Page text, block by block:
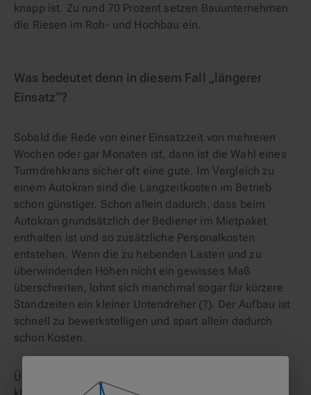
knapp ist. Zu rund 70 Prozent setzen Bauunternehmen
die Riesen im Roh- und Hochbau ein.
Was bedeutet denn in diesem Fall „längerer
Einsatz“?
Sobald die Rede von einer Einsatzzeit von mehreren
Wochen oder gar Monaten ist, dann ist die Wahl eines
Turmdrehkrans sicher oft eine gute. Im Vergleich zu
einem Autokran sind die Langzeitkosten im Betrieb
schon günstiger. Schon allein dadurch, dass beim
Autokran grundsätzlich der Bediener im Mietpaket
enthalten ist und so zusätzliche Personalkosten
entstehen. Wenn die zu hebenden Lasten und zu
überwindenden Höhen nicht ein gewisses Maß
überschreiten, lohnt sich manchmal sogar für kürzere
Standzeiten ein kleiner Untendreher (?). Der Aufbau ist
schnell zu bewerkstelligen und spart allein dadurch
schon Kosten.
Übrigens beträgt die durchschnittliche Mietdauer bei